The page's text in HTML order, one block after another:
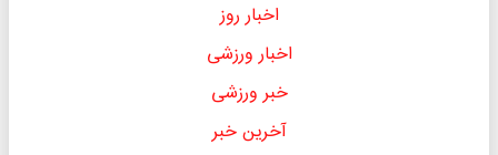
اخبار روز
اخبار ورزشی
خبر ورزشی
آخرین خبر